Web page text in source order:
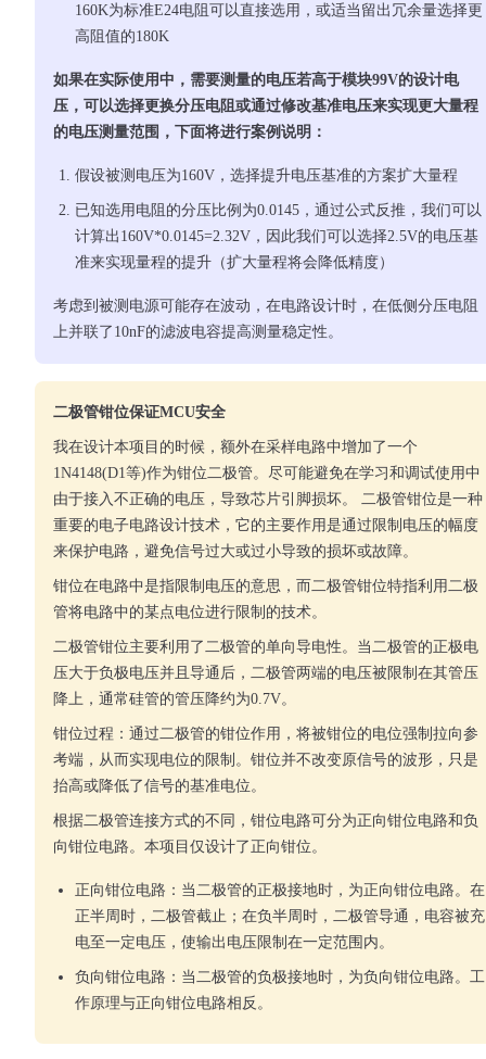
160K为标准E24电阻可以直接选用，或适当留出冗余量选择更
高阻值的180K
如果在实际使用中，需要测量的电压若高于模块99V的设计电
压，可以选择更换分压电阻或通过修改基准电压来实现更大量程
的电压测量范围，下面将进行案例说明：
假设被测电压为160V，选择提升电压基准的方案扩大量程
已知选用电阻的分压比例为0.0145，通过公式反推，我们可以
计算出160V*0.0145=2.32V，因此我们可以选择2.5V的电压基
准来实现量程的提升（扩大量程将会降低精度）
考虑到被测电源可能存在波动，在电路设计时，在低侧分压电阻
上并联了10nF的滤波电容提高测量稳定性。
二极管钳位保证MCU安全
我在设计本项目的时候，额外在采样电路中增加了一个
1N4148(D1等)作为钳位二极管。尽可能避免在学习和调试使用中
由于接入不正确的电压，导致芯片引脚损坏。 二极管钳位是一种
重要的电子电路设计技术，它的主要作用是通过限制电压的幅度
来保护电路，避免信号过大或过小导致的损坏或故障。
钳位在电路中是指限制电压的意思，而二极管钳位特指利用二极
管将电路中的某点电位进行限制的技术。
二极管钳位主要利用了二极管的单向导电性。当二极管的正极电
压大于负极电压并且导通后，二极管两端的电压被限制在其管压
降上，通常硅管的管压降约为0.7V。
钳位过程：通过二极管的钳位作用，将被钳位的电位强制拉向参
考端，从而实现电位的限制。钳位并不改变原信号的波形，只是
抬高或降低了信号的基准电位。
根据二极管连接方式的不同，钳位电路可分为正向钳位电路和负
向钳位电路。本项目仅设计了正向钳位。
正向钳位电路：当二极管的正极接地时，为正向钳位电路。在
正半周时，二极管截止；在负半周时，二极管导通，电容被充
电至一定电压，使输出电压限制在一定范围内。
负向钳位电路：当二极管的负极接地时，为负向钳位电路。工
作原理与正向钳位电路相反。